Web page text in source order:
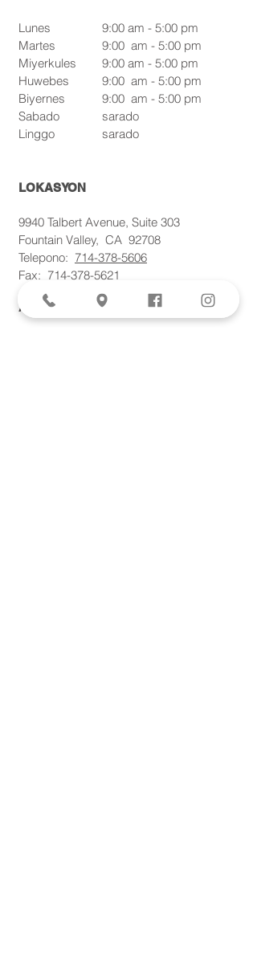
Lunes
Martes
Miyerkules
Huwebes
Biyernes
Sabado
Linggo
9:00 am - 5:00 pm
9:00 am - 5:00 pm
9:00 am - 5:00 pm
9:00 am - 5:00 pm
9:00 am - 5:00 pm
sarado
sarado
LOKASYON
9940 Talbert Avenue, Suite 303
Fountain Valley, CA 92708
Telepono: 714-378-5606
Fax: 714-378-5621
AESTHETICS